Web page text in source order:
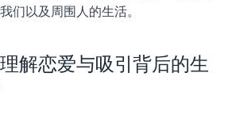
们以及周围人的生活。
解恋爱与吸引背后的生